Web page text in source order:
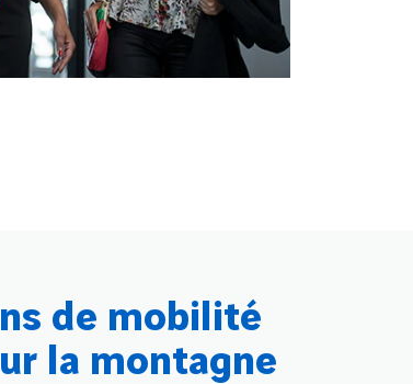
de mobilité
la montagne